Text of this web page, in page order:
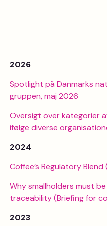
2026
Spotlight på Danmarks
gruppen, maj 2026
Oversigt over kategorier
ifølge diverse
2024
Coffee’s Regulatory
Why smallholders must
traceability (Briefing for
2023